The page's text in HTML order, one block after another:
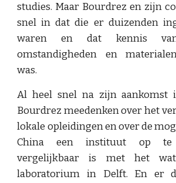
studies. Maar Bourdrez en zijn
snel in dat die er duizenden
waren en dat kennis
omstandigheden en
was.
Al heel snel na zijn aankomst
Bourdrez meedenken over het
lokale opleidingen en over de
China een instituut op
vergelijkbaar is met het
laboratorium in Delft. En er